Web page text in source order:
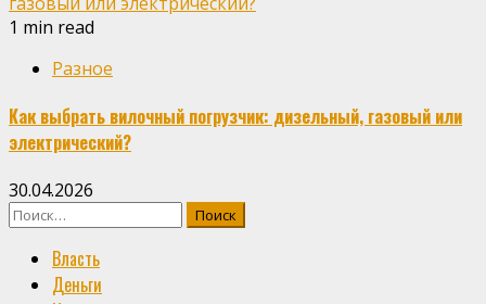
1 min read
Разное
Как выбрать вилочный погрузчик: дизельный, газовый или
электрический?
30.04.2026
Найти:
Власть
Деньги